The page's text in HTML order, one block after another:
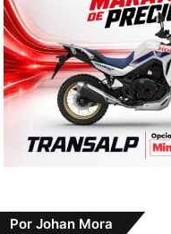
Por Johan Mora